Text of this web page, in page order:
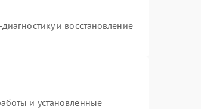
и восстановление
и установленные